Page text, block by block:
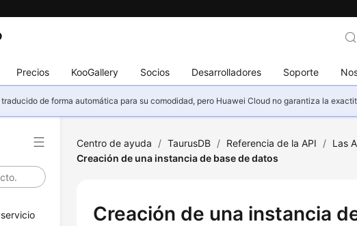
Precios KooGallery Socios Desarrolladores Soporte
de forma automática para su comodidad, pero Huawei Cloud no garantiza la
Centro de ayuda / TaurusDB / Referencia de la API / Las
Creación de una instancia de base de datos
Creación de una instancia